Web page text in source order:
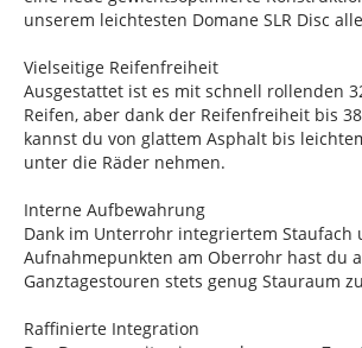
unserem leichtesten Domane SLR Disc
Vielseitige Reifenfreiheit
Ausgestattet ist es mit schnell rollenden
Reifen, aber dank der Reifenfreiheit bis
kannst du von glattem Asphalt bis
unter die Räder nehmen.
Interne Aufbewahrung
Dank im Unterrohr integriertem Staufach
Aufnahmepunkten am Oberrohr hast du
Ganztagestouren stets genug Stauraum
Raffinierte Integration